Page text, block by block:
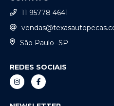
11 95778 4641
São Paulo -SP
REDES SOCIAIS